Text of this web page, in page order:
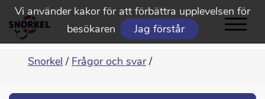
Vi använder kakor för att förbättra upplevelsen för
besökaren
Jag förstår
Snorkel / Frågor och svar /